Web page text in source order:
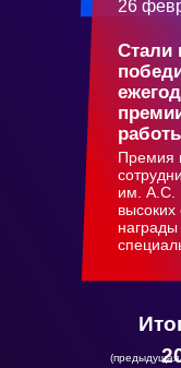
Стали
Премия
им. А.С.
26
(предыдущая